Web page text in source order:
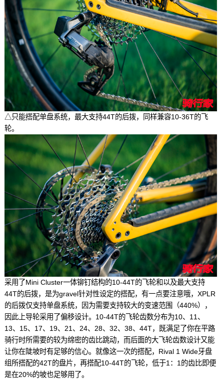
△只能搭配单盘系统，最大支持44T的后拨，同样兼容10-36T的飞
轮。
采用了Mini Cluster一体铆钉结构的10-44T的飞轮和以及最大支持
44T的后拨，是为gravel针对性设定的搭配，有一点要注意哦，XPLR
的后拨仅支持单盘系统，因为需要支持较大的变速范围（440%），
因此上导轮采用了偏移设计。10-44T的飞轮齿数分布为10、11、
13、15、17、19、21、24、28、32、38、44T，既满足了你在平路
骑行时所需要的较为绵密的齿比跳动，而后面的大飞轮齿数设计又能
让你在陡坡时有足够的信心。就像这一次的搭配，Rival 1 Wide牙盘
组所搭配的42T的盘片，再搭配10-44T的飞轮，低于1：1的齿比即便
是在20%的坡也足够用了。